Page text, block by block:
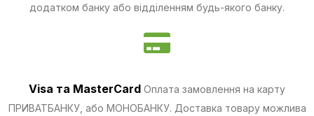
додатком банку або відділенням будь-якого банку.
Visa та MasterCard Оплата замовлення на карту
ПРИВАТБАНКУ, або МОНОБАНКУ. Доставка товару можлива